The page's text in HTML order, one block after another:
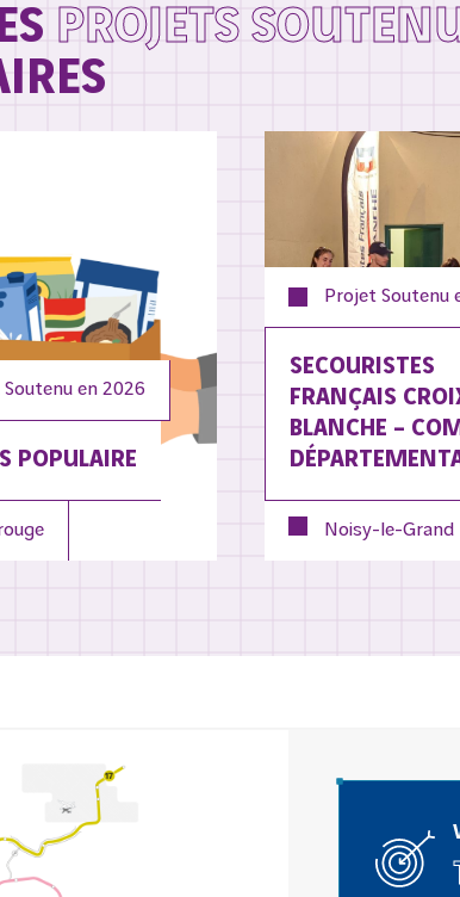
PROJETS
en 2026
POPULAIRE
Projet Soutenu
SECOURISTES
FRANÇAIS
BLANCHE –
Noisy-le-Grand